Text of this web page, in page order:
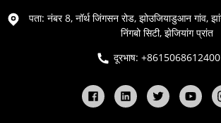
पता: नंबर 8, नॉर्थ जिंगसन रोड, झोउजियाडुआन गांव,
निंगबो सिटी, झेजियांग प्रांत
दूरभाष: +8615068612400